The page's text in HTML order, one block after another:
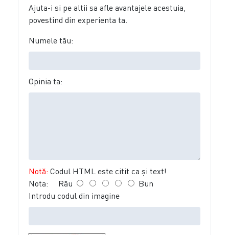
Ajuta-i si pe altii sa afle avantajele acestuia,
povestind din experienta ta.
Numele tău:
Opinia ta:
Notă: Codul HTML este citit ca şi text!
Nota: Rău
Bun
Introdu codul din imagine